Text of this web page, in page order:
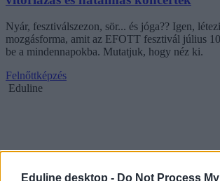
Eduline desktop - Do Not Process
Nyár, fesztiválszezon, sör... és jóga?? Igen,
mozgásforma, amit az EFOTT fesztivál július
be a mindennapokba. Mutatjuk, hogy néz ki.
Felnőttképzés
Eduline